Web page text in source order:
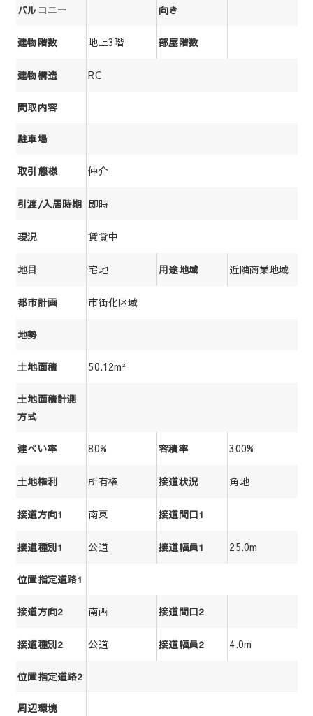
バルコニー 向き
建物階数 地上3階 部屋階数
建物構造 RC
間取内容
駐車場
取引態様 仲介
引渡/入居時期 即時
現況 賃貸中
地目 宅地 用途地域 近隣商業地域
都市計画 市街化区域
地勢
土地面積 50.12m²
土地面積計測
方式
建ぺい率 80% 容積率 300%
土地権利 所有権 接道状況 角地
接道方向1 南東 接道間口1
接道種別1 公道 接道幅員1 25.0m
位置指定道路1
接道方向2 南西 接道間口2
接道種別2 公道 接道幅員2 4.0m
位置指定道路2
周辺環境